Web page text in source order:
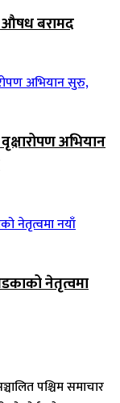
औषध बरामद
अभियान
नेतृत्वमा
पश्चिम समाचार